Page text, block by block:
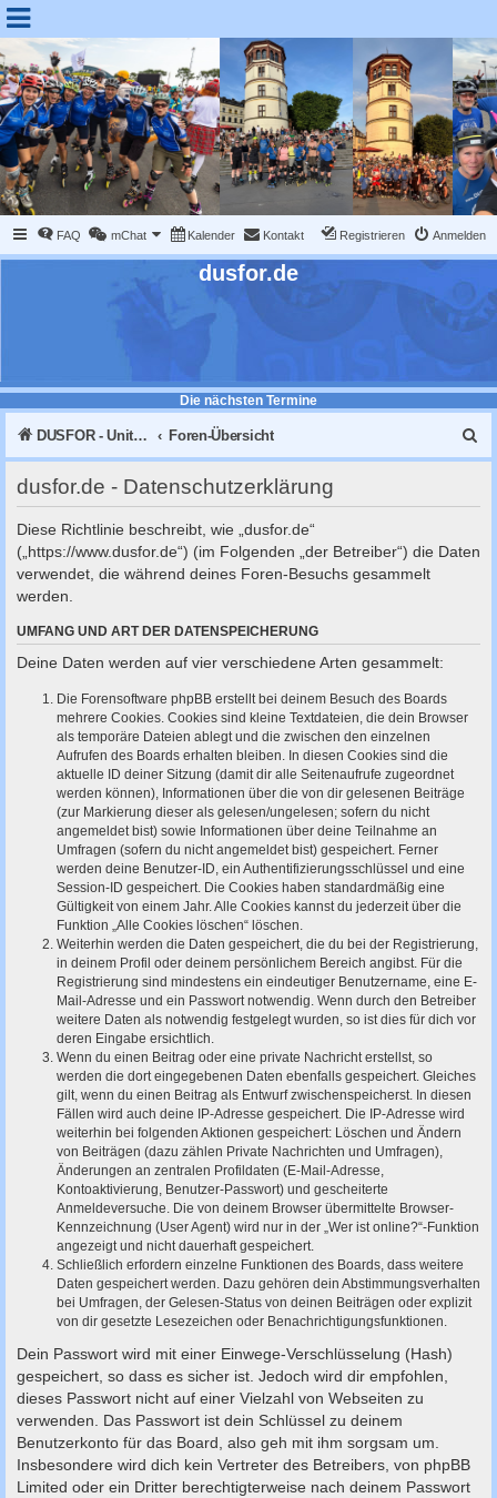
FAQ mChat Kalender Kontakt Anmelden
Registrieren
dusfor.de
Die nächsten Termine
DUSFOR - United Sk8 Nations :: Inline skaten in Düsseldorf Foren-Übersicht
u
dusfor.de - Datenschutzerklärung
Diese Richtlinie beschreibt, wie „dusfor.de“
(„https://www.dusfor.de“) (im Folgenden „der Betreiber“) die Daten
verwendet, die während deines Foren-Besuchs gesammelt
werden.
UMFANG UND ART DER DATENSPEICHERUNG
Deine Daten werden auf vier verschiedene Arten gesammelt:
Die Forensoftware phpBB erstellt bei deinem Besuch des Boards
mehrere Cookies. Cookies sind kleine Textdateien, die dein Browser
als temporäre Dateien ablegt und die zwischen den einzelnen
Aufrufen des Boards erhalten bleiben. In diesen Cookies sind die
aktuelle ID deiner Sitzung (damit dir alle Seitenaufrufe zugeordnet
werden können), Informationen über die von dir gelesenen Beiträge
(zur Markierung dieser als gelesen/ungelesen; sofern du nicht
angemeldet bist) sowie Informationen über deine Teilnahme an
Umfragen (sofern du nicht angemeldet bist) gespeichert. Ferner
werden deine Benutzer-ID, ein Authentifizierungsschlüssel und eine
Session-ID gespeichert. Die Cookies haben standardmäßig eine
Gültigkeit von einem Jahr. Alle Cookies kannst du jederzeit über die
Funktion „Alle Cookies löschen“ löschen.
Weiterhin werden die Daten gespeichert, die du bei der Registrierung,
in deinem Profil oder deinem persönlichem Bereich angibst. Für die
Registrierung sind mindestens ein eindeutiger Benutzername, eine E-
Mail-Adresse und ein Passwort notwendig. Wenn durch den Betreiber
weitere Daten als notwendig festgelegt wurden, so ist dies für dich vor
deren Eingabe ersichtlich.
Wenn du einen Beitrag oder eine private Nachricht erstellst, so
werden die dort eingegebenen Daten ebenfalls gespeichert. Gleiches
gilt, wenn du einen Beitrag als Entwurf zwischenspeicherst. In diesen
Fällen wird auch deine IP-Adresse gespeichert. Die IP-Adresse wird
weiterhin bei folgenden Aktionen gespeichert: Löschen und Ändern
von Beiträgen (dazu zählen Private Nachrichten und Umfragen),
Änderungen an zentralen Profildaten (E-Mail-Adresse,
Kontoaktivierung, Benutzer-Passwort) und gescheiterte
Anmeldeversuche. Die von deinem Browser übermittelte Browser-
Kennzeichnung (User Agent) wird nur in der „Wer ist online?“-Funktion
angezeigt und nicht dauerhaft gespeichert.
Schließlich erfordern einzelne Funktionen des Boards, dass weitere
Daten gespeichert werden. Dazu gehören dein Abstimmungsverhalten
bei Umfragen, der Gelesen-Status von deinen Beiträgen oder explizit
von dir gesetzte Lesezeichen oder Benachrichtigungsfunktionen.
Dein Passwort wird mit einer Einwege-Verschlüsselung (Hash)
gespeichert, so dass es sicher ist. Jedoch wird dir empfohlen,
dieses Passwort nicht auf einer Vielzahl von Webseiten zu
verwenden. Das Passwort ist dein Schlüssel zu deinem
Benutzerkonto für das Board, also geh mit ihm sorgsam um.
Insbesondere wird dich kein Vertreter des Betreibers, von phpBB
Limited oder ein Dritter berechtigterweise nach deinem Passwort